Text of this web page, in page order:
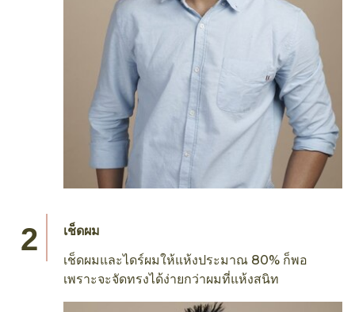
เช็ดผม
เช็ดผมและไดร์ผมให้แห้งประมาณ 80% ก็พอ
เพราะจะจัดทรงได้ง่ายกว่าผมที่แห้งสนิท